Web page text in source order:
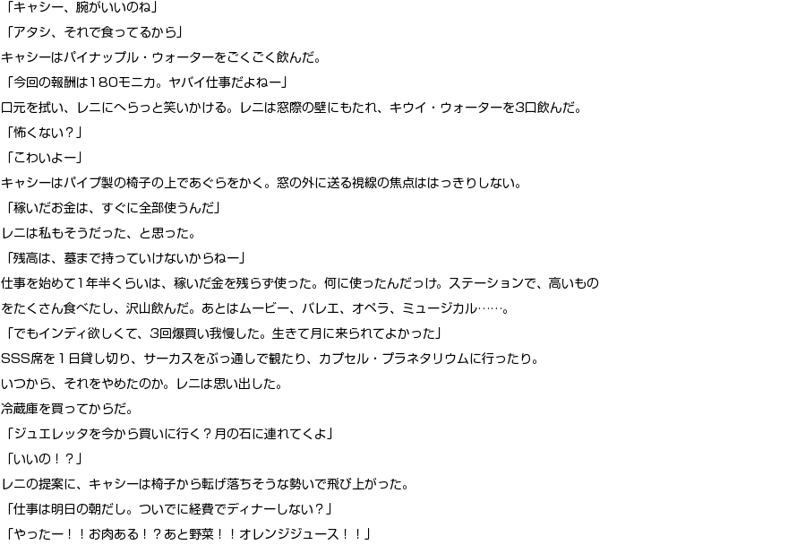
「キャシー、腕がいいのね」
「アタシ、それで食ってるから」
キャシーはパイナップル・ウォーターをごくごく飲んだ。
「今回の報酬は180モニカ。ヤバイ仕事だよねー」
口元を拭い、レニにへらっと笑いかける。レニは窓際の壁にもたれ、キウイ・ウォーターを3口飲んだ。
「怖くない？」
「こわいよー」
キャシーはパイプ製の椅子の上であぐらをかく。窓の外に送る視線の焦点ははっきりしない。
「稼いだお金は、すぐに全部使うんだ」
レニは私もそうだった、と思った。
「残高は、墓まで持っていけないからねー」
仕事を始めて1年半くらいは、稼いだ金を残らず使った。何に使ったんだっけ。ステーションで、高いもの
をたくさん食べたし、沢山飲んだ。あとはムービー、バレエ、オペラ、ミュージカル……。
「でもインディ欲しくて、3回爆買い我慢した。生きて月に来られてよかった」
SSS席を１日貸し切り、サーカスをぶっ通しで観たり、カプセル・プラネタリウムに行ったり。
いつから、それをやめたのか。レニは思い出した。
冷蔵庫を買ってからだ。
「ジュエレッタを今から買いに行く？月の石に連れてくよ」
「いいの！？」
レニの提案に、キャシーは椅子から転げ落ちそうな勢いで飛び上がった。
「仕事は明日の朝だし。ついでに経費でディナーしない？」
「やったー！！お肉ある！？あと野菜！！オレンジジュース！！」